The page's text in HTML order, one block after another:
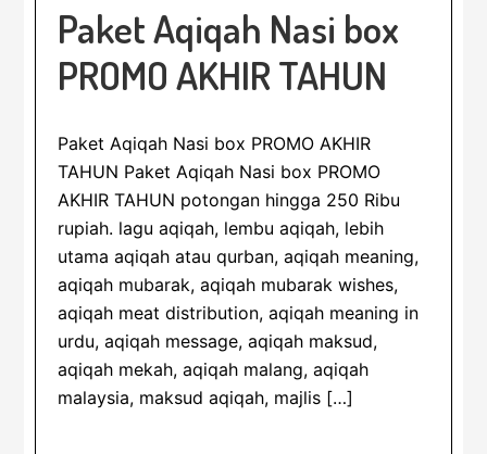
Paket Aqiqah Nasi box
PROMO AKHIR TAHUN
Paket Aqiqah Nasi box PROMO AKHIR
TAHUN Paket Aqiqah Nasi box PROMO
AKHIR TAHUN potongan hingga 250 Ribu
rupiah. lagu aqiqah, lembu aqiqah, lebih
utama aqiqah atau qurban, aqiqah meaning,
aqiqah mubarak, aqiqah mubarak wishes,
aqiqah meat distribution, aqiqah meaning in
urdu, aqiqah message, aqiqah maksud,
aqiqah mekah, aqiqah malang, aqiqah
malaysia, maksud aqiqah, majlis […]